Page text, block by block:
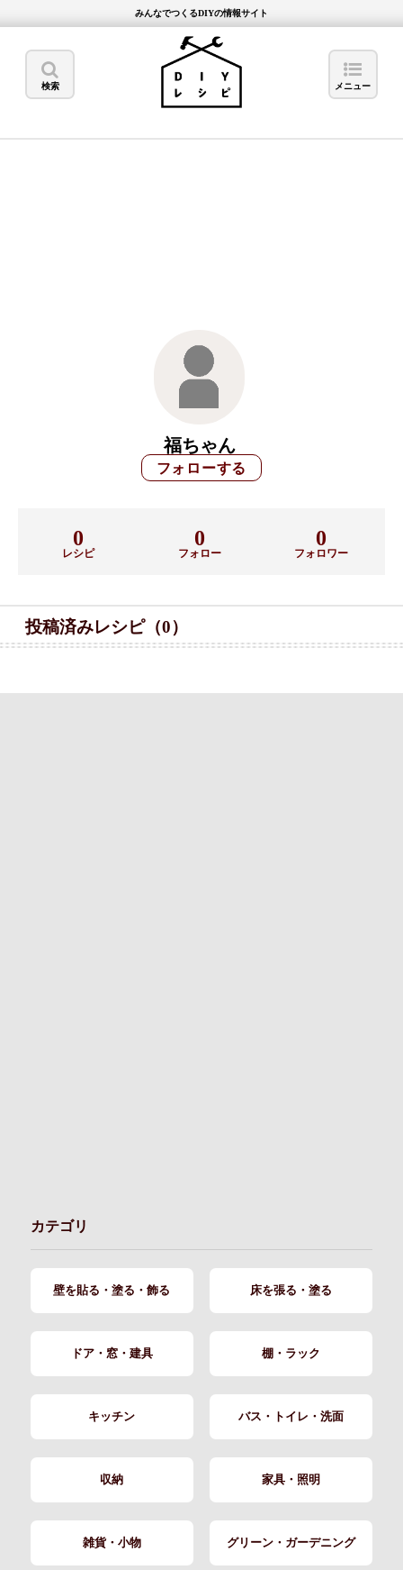
みんなでつくるDIYの情報サイト
検索 メニュー
福ちゃん
0
レシピ
0
フォロー
0
フォロワー
投稿済みレシピ（0）
カテゴリ
壁を貼る・塗る・飾る 床を張る・塗る
ドア・窓・建具 棚・ラック
キッチン バス・トイレ・洗面
収納 家具・照明
雑貨・小物 グリーン・ガーデニング